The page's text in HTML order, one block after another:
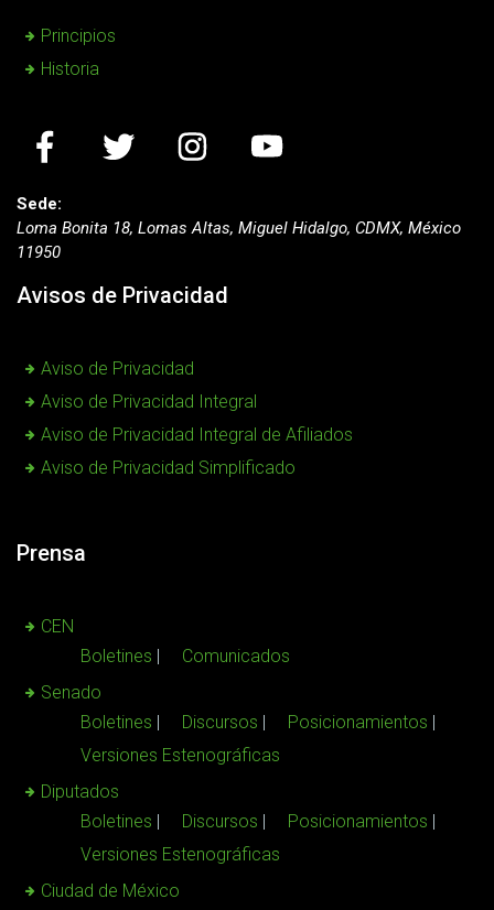
Principios
Historia
Sede:
Loma Bonita 18, Lomas Altas, Miguel Hidalgo, CDMX, México
11950
Avisos de Privacidad
Aviso de Privacidad
Aviso de Privacidad Integral
Aviso de Privacidad Integral de Afiliados
Aviso de Privacidad Simplificado
Prensa
CEN
Boletines
Comunicados
Senado
Boletines
Discursos
Posicionamientos
Versiones Estenográficas
Diputados
Boletines
Discursos
Posicionamientos
Versiones Estenográficas
Ciudad de México